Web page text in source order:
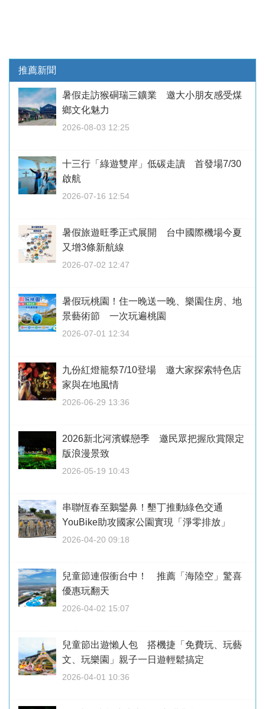
推薦新聞
暑假走訪猴硐瑞三鑛業 邀大小朋友感受煤
鄉文化魅力
2026-08-03 12:25
十三行「綠遊雙岸」低碳走讀 首發場7/30
啟航
2026-07-16 12:54
暑假旅遊旺季正式展開 台中國際機場今夏
又增3條新航線
2026-07-02 12:47
暑假玩桃園！住一晚送一晚、樂園住房、地
景藝術節 一次玩遍桃園
2026-07-01 12:34
九份紅燈籠祭7/10登場 邀大家探索特色店
家與在地風情
2026-06-29 13:36
2026新北河濱蝶戀季 邀民眾把握欣賞限定
版浪漫景致
2026-05-19 10:43
串聯恆春至鵝鑾鼻！墾丁推動綠色交通
YouBike助攻國家公園實現「淨零排放」
2026-04-20 09:18
兒童節連假衝台中！ 推薦「海陸空」驚喜
優惠玩翻天
2026-04-02 15:07
兒童節出遊懶人包 搭機捷「免費玩、玩藝
文、玩樂園」親子一日遊輕鬆搞定
2026-04-01 10:36